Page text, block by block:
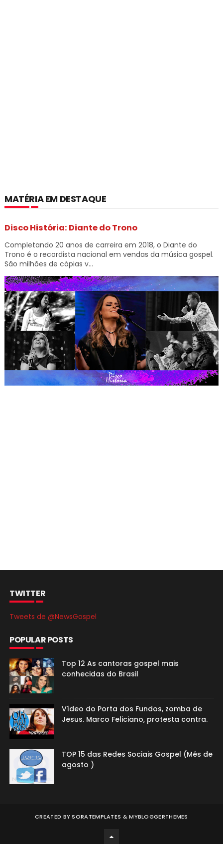
MATÉRIA EM DESTAQUE
Disco História: Diante do Trono
Completando 20 anos de carreira em 2018, o Diante do
Trono é o recordista nacional em vendas da música gospel.
São milhões de cópias v...
TWITTER
Tweets de @NewsGospel
POPULAR POSTS
Top 12 As cantoras gospel mais
conhecidas do Brasil
Vídeo do Porta dos Fundos, zomba de
Jesus. Marco Feliciano, protesta contra.
TOP 15 das Redes Sociais Gospel (Mês de
agosto )
CREATED BYSORATEMPLATES &MYBLOGGERTHEMES